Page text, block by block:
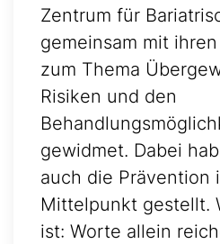
Zentrum für
gemeinsam mit
zum Thema
Risiken und den
gewidmet. Dabei
auch die Prävention
Mittelpunkt gestellt.
ist: Worte allein